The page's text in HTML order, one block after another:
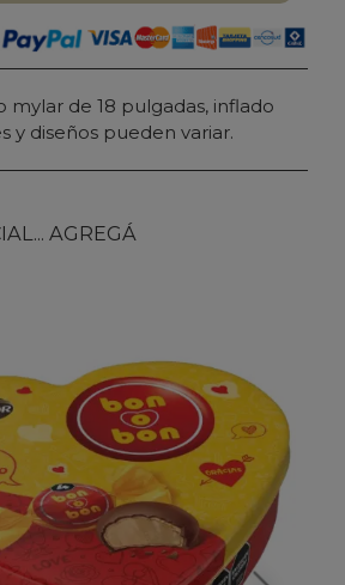
mylar de 18 pulgadas, inflado
y diseños pueden variar.
AGREGÁ